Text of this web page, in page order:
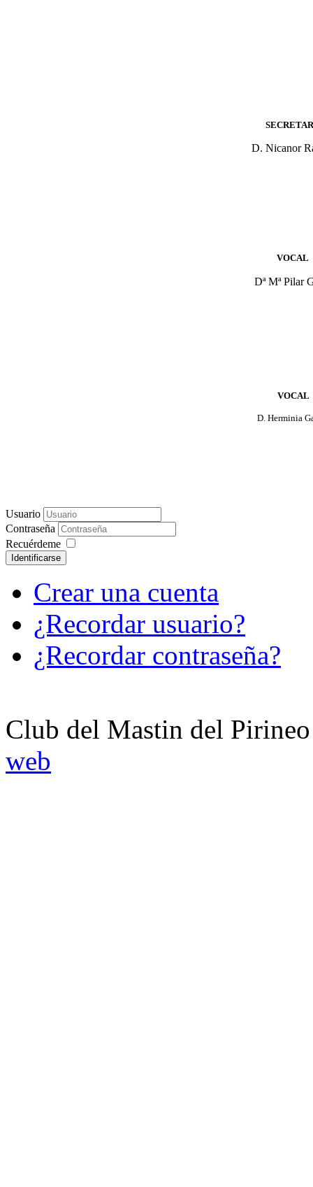
D. Nicanor
VOCAL
Dª Mª Pilar
VOCAL
D. Herminia
Usuario
Contraseña
Recuérdeme
Identificarse
Crear una cuenta
¿Recordar usuario?
¿Recordar contraseña?
Club del Mastin del
web